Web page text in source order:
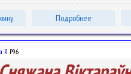
Подробнее
Я.Р96